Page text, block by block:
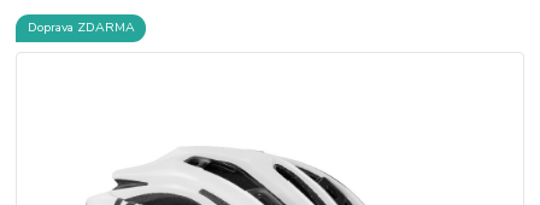
Doprava ZDARMA